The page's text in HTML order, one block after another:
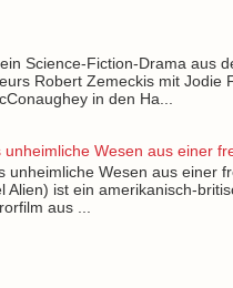
Science-Fiction-Drama aus
Robert Zemeckis mit Jodie
in den Ha...
unheimliche Wesen aus einer
unheimliche Wesen aus einer
Alien) ist ein amerikanisch-
aus ...